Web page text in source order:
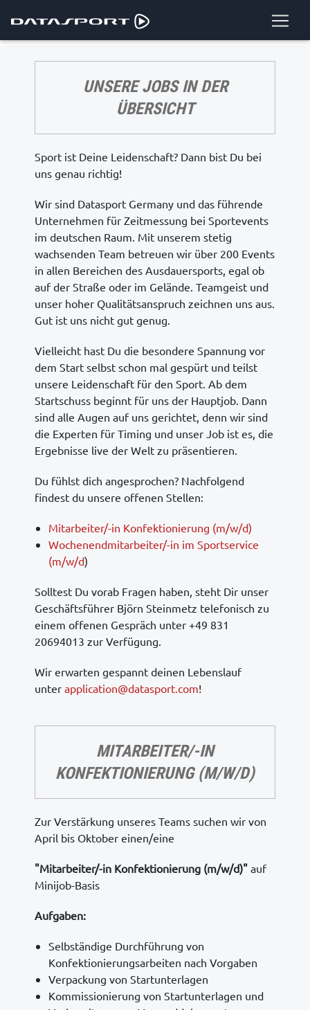
UNSERE JOBS IN DER
ÜBERSICHT
Sport ist Deine Leidenschaft? Dann bist Du bei
uns genau richtig!
Wir sind Datasport Germany und das führende
Unternehmen für Zeitmessung bei Sportevents
im deutschen Raum. Mit unserem stetig
wachsenden Team betreuen wir über 200 Events
in allen Bereichen des Ausdauersports, egal ob
auf der Straße oder im Gelände. Teamgeist und
unser hoher Qualitätsanspruch zeichnen uns aus.
Gut ist uns nicht gut genug.
Vielleicht hast Du die besondere Spannung vor
dem Start selbst schon mal gespürt und teilst
unsere Leidenschaft für den Sport. Ab dem
Startschuss beginnt für uns der Hauptjob. Dann
sind alle Augen auf uns gerichtet, denn wir sind
die Experten für Timing und unser Job ist es, die
Ergebnisse live der Welt zu präsentieren.
Du fühlst dich angesprochen? Nachfolgend
findest du unsere offenen Stellen:
Mitarbeiter/-in Konfektionierung (m/w/d)
Wochenendmitarbeiter/-in im Sportservice
(m/w/d)
Solltest Du vorab Fragen haben, steht Dir unser
Geschäftsführer Björn Steinmetz telefonisch zu
einem offenen Gespräch unter +49 831
20694013 zur Verfügung.
Wir erwarten gespannt deinen Lebenslauf
unter application@datasport.com!
MITARBEITER/-IN
KONFEKTIONIERUNG (M/W/D)
Zur Verstärkung unseres Teams suchen wir von
April bis Oktober einen/eine
"Mitarbeiter/-in Konfektionierung (m/w/d)" auf
Minijob-Basis
Aufgaben:
Selbständige Durchführung von
Konfektionierungsarbeiten nach Vorgaben
Verpackung von Startunterlagen
Kommissionierung von Startunterlagen und